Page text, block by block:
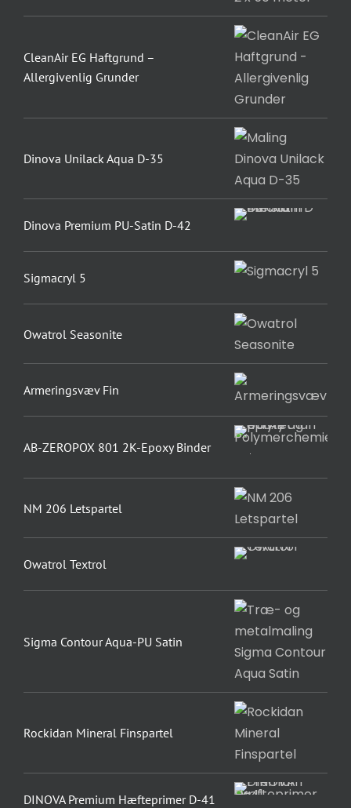
CleanAir EG Haftgrund –
Allergivenlig Grunder
Dinova Unilack Aqua D-35
Dinova Premium PU-Satin D-42
Sigmacryl 5
Owatrol Seasonite
Armeringsvæv Fin
AB-ZEROPOX 801 2K-Epoxy Binder
NM 206 Letspartel
Owatrol Textrol
Sigma Contour Aqua-PU Satin
Rockidan Mineral Finspartel
DINOVA Premium Hæfteprimer D-41